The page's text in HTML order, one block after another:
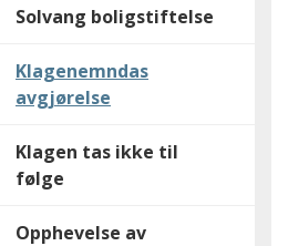
Solvang boligstiftelse
Klagenemndas
avgjørelse
Klagen tas ikke til
følge
Opphevelse av